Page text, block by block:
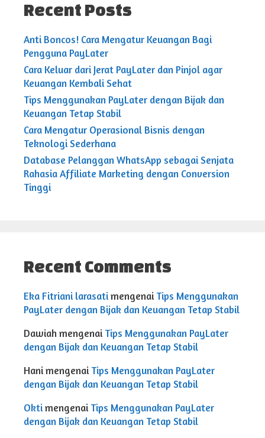
Recent Posts
Anti Boncos! Cara Mengatur Keuangan Bagi
Pengguna PayLater
Cara Keluar dari Jerat PayLater dan Pinjol agar
Keuangan Kembali Sehat
Tips Menggunakan PayLater dengan Bijak dan
Keuangan Tetap Stabil
Cara Mengatur Operasional Bisnis dengan
Teknologi Sederhana
Database Pelanggan WhatsApp sebagai Senjata
Rahasia Affiliate Marketing dengan Conversion
Tinggi
Recent Comments
Eka Fitriani larasatimengenai Tips Menggunakan
PayLater dengan Bijak dan Keuangan Tetap Stabil
Dawiah mengenai Tips Menggunakan PayLater
dengan Bijak dan Keuangan Tetap Stabil
Hanimengenai Tips Menggunakan PayLater
dengan Bijak dan Keuangan Tetap Stabil
Oktimengenai Tips Menggunakan PayLater
dengan Bijak dan Keuangan Tetap Stabil